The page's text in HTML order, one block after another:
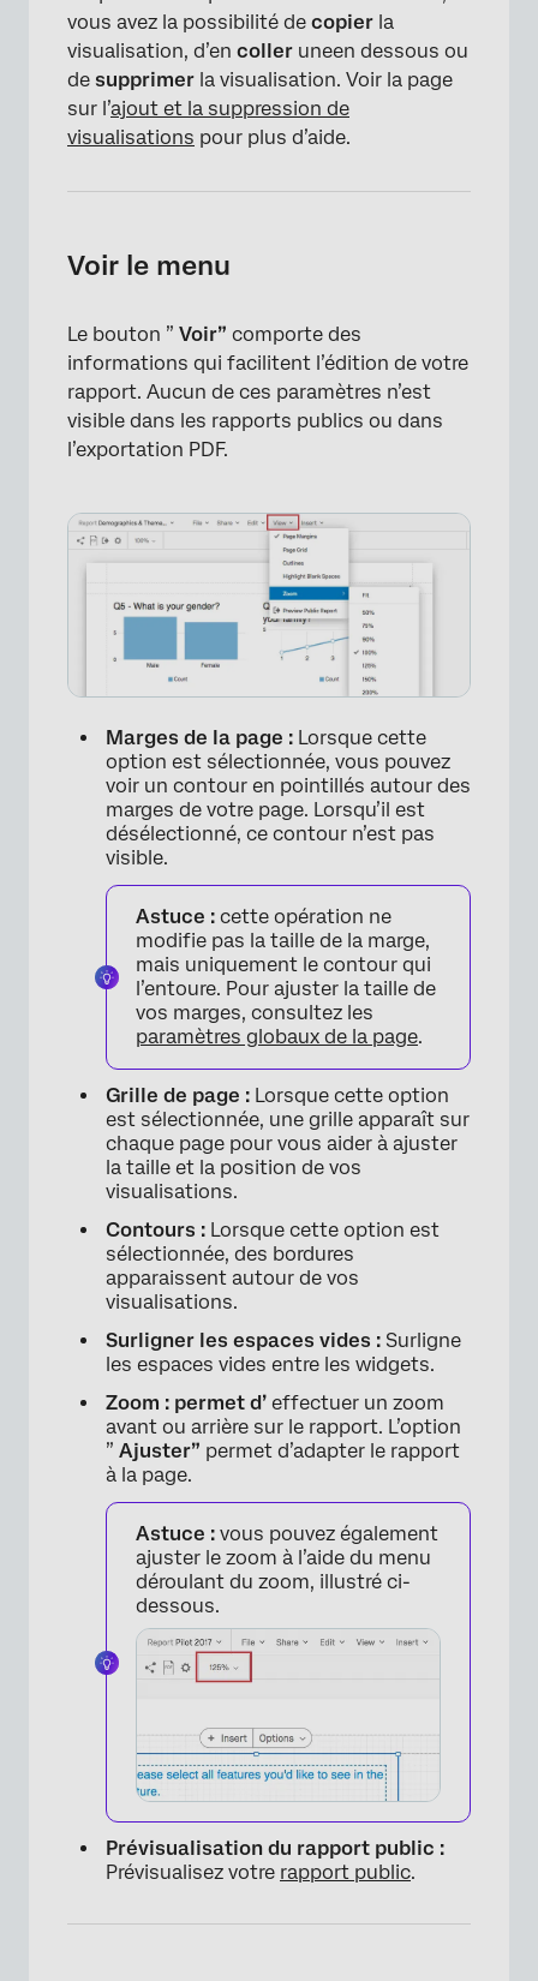
×
vous avez la possibilité de copier la
visualisation, d’en coller uneen dessous ou
de supprimer la visualisation. Voir la page
sur l’ajout et la suppression de
visualisations pour plus d’aide.
Voir le menu
Le bouton ” Voir” comporte des
informations qui facilitent l’édition de votre
rapport. Aucun de ces paramètres n’est
visible dans les rapports publics ou dans
l’exportation PDF.
Marges de la page : Lorsque cette
option est sélectionnée, vous pouvez
voir un contour en pointillés autour des
marges de votre page. Lorsqu’il est
désélectionné, ce contour n’est pas
visible.
Astuce : cette opération ne
modifie pas la taille de la marge,
mais uniquement le contour qui
l’entoure. Pour ajuster la taille de
vos marges, consultez les
paramètres globaux de la page.
Grille de page : Lorsque cette option
est sélectionnée, une grille apparaît sur
chaque page pour vous aider à ajuster
la taille et la position de vos
visualisations.
Contours : Lorsque cette option est
sélectionnée, des bordures
apparaissent autour de vos
visualisations.
Surligner les espaces vides : Surligne
les espaces vides entre les widgets.
Zoom : permet d’ effectuer un zoom
avant ou arrière sur le rapport. L’option
” Ajuster” permet d’adapter le rapport
à la page.
Astuce : vous pouvez également
ajuster le zoom à l’aide du menu
déroulant du zoom, illustré ci-
dessous.
Prévisualisation du rapport public :
Prévisualisez votre rapport public.